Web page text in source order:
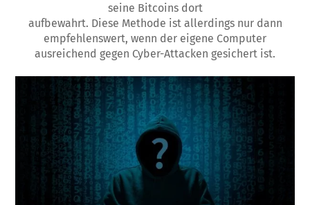
seine Bitcoins dort
aufbewahrt. Diese Methode ist allerdings nur dann
empfehlenswert, wenn der eigene Computer
ausreichend gegen Cyber-Attacken gesichert ist.